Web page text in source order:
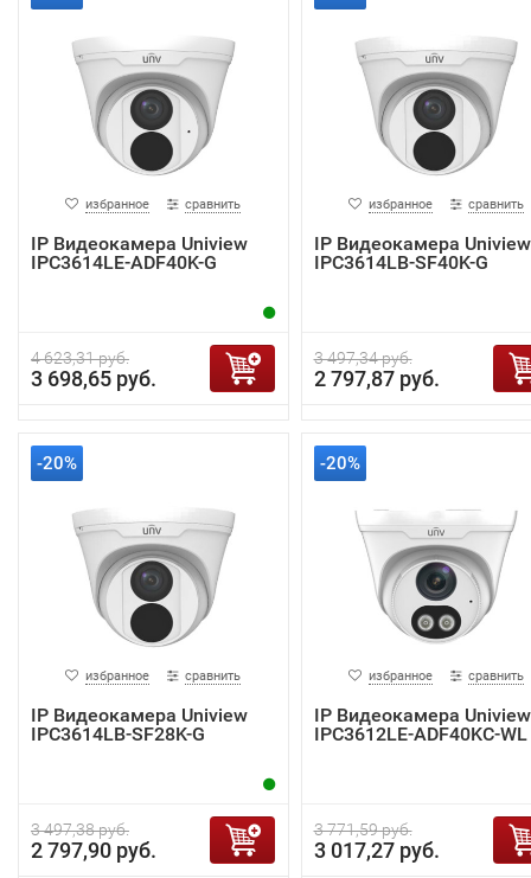
избранное сравнить
IP Видеокамера Uniview
IPC3614LE-ADF40K-G
4 623,31 руб.
3 698,65 руб.
избранное сравнить
IP Видеокамера Uniview
IPC3614LB-SF40K-G
3 497,34 руб.
2 797,87 руб.
-20%
избранное сравнить
IP Видеокамера Uniview
IPC3614LB-SF28K-G
3 497,38 руб.
2 797,90 руб.
-20%
избранное сравнить
IP Видеокамера Uniview
IPC3612LE-ADF40KC-WL
3 771,59 руб.
3 017,27 руб.